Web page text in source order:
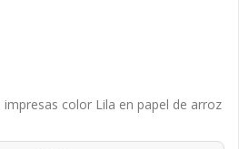
color Lila en papel de arroz